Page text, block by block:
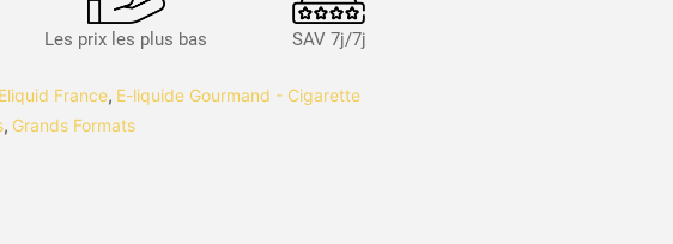
Les prix les plus bas SAV 7j/7j
France, E-liquide Gourmand - Cigarette
, Grands Formats